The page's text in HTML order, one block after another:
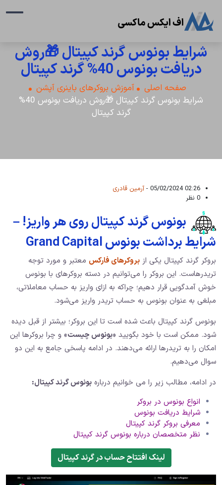
شرایط بونوس گرند کپیتال 🎁روش
دریافت بونوس 40% گرند کپیتال
صفحه اصلی
آموزش بروکرهای باینری آپشن
شرایط بونوس گرند کپیتال 🎁روش دریافت بونوس 40%
گرند کپیتال
02:26 05/02/2024 -
آرمین قادری
0 نظر
بونوس گرند کپیتال روی هر واریز! –
شرایط برداشت بونوس Grand Capital
بروکر گرند کپیتال یکی از بروکرهای فارکس معتبر و مورد توجه
تریدرهاست. این بروکر را می‌توانیم در دسته بروکرهای با بونوس
خوش آمدگویی قرار دهیم؛ چراکه به‌ ازای واریز به حساب معاملاتی،
مبلغی به‌ عنوان بونوس به حساب تریدر واریز می‌شود.
بونوس گرند کپیتال باعث شده است تا این بروکر؛ بیشتر‌ از قبل دیده
شود. ممکن است با خود بگویید «بونوس چیست» و چرا بروکرها این
امکان را به تریدرها ارائه می‌دهند. در ادامه پاسخی جامع به این دو
سوال می‌دهیم.
در ادامه، مطالب زیر را می خوانیم درباره بونوس گرند کپیتال:
انواع بونوس در بروکر
شرایط دریافت بونوس
معرفی بروکر گرند کپیتال
نظر متخصصان درباره بونوس گرند کپیتال
لینک افتتاح حساب در گرند کپیتال